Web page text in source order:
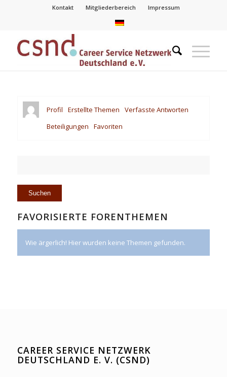
Kontakt Mitgliederbereich Impressum
Profil Erstellte Themen
Verfasste Antworten
Beteiligungen
Favoriten
FAVORISIERTE FORENTHEMEN
Wie ärgerlich! Hier wurden keine Themen gefunden.
CAREER SERVICE NETZWERK
DEUTSCHLAND E. V. (CSND)